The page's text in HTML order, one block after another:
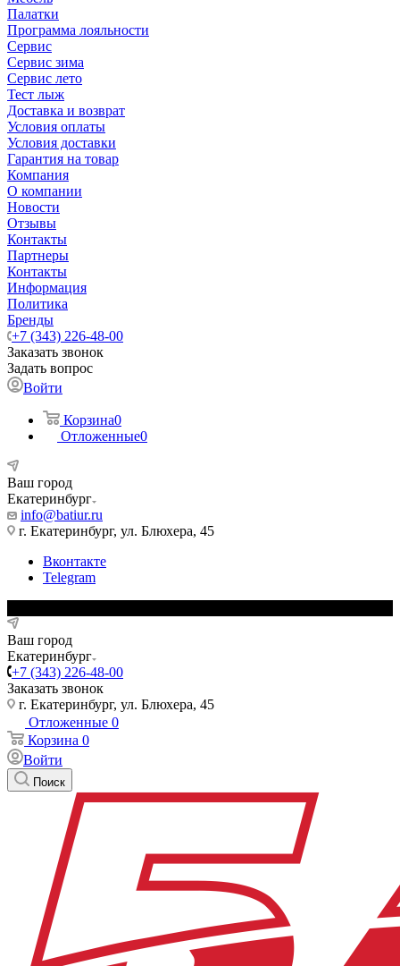
Палатки
Программа лояльности
Сервис
Сервис зима
Сервис лето
Тест лыж
Доставка и возврат
Условия оплаты
Условия доставки
Гарантия на товар
Компания
О компании
Новости
Отзывы
Контакты
Партнеры
Контакты
Информация
Политика
Бренды
+7 (343) 226-48-00
Заказать звонок
Задать вопрос
Войти
Корзина0
Отложенные0
Ваш город
Екатеринбург
info@batiur.ru
г. Екатеринбург, ул. Блюхера, 45
Вконтакте
Telegram
Ваш город
Екатеринбург
+7 (343) 226-48-00
Заказать звонок
г. Екатеринбург, ул. Блюхера, 45
Отложенные 0
Корзина 0
Войти
Поиск